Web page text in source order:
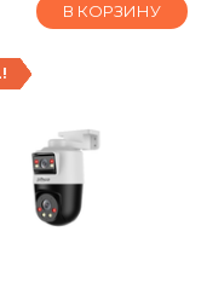
В КОРЗИНУ